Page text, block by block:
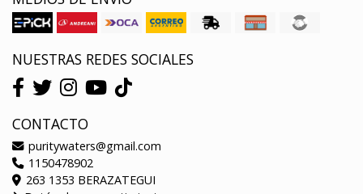
NUESTRAS REDES SOCIALES
CONTACTO
puritywaters@gmail.com
1150478902
263 1353 BERAZATEGUI